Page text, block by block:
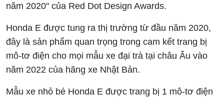
năm 2020" của Red Dot Design Awards.
Honda E được tung ra thị trường từ đầu năm 2020,
đây là sản phẩm quan trọng trong cam kết trang bị
mô-tơ điện cho mọi mẫu xe đại trà tại châu Âu vào
năm 2022 của hãng xe Nhật Bản.
Mẫu xe nhỏ bé Honda E được trang bị 1 mô-tơ điện